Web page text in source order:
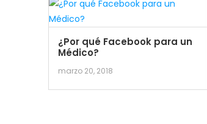
¿Por qué Facebook para un
Médico?
marzo 20, 2018